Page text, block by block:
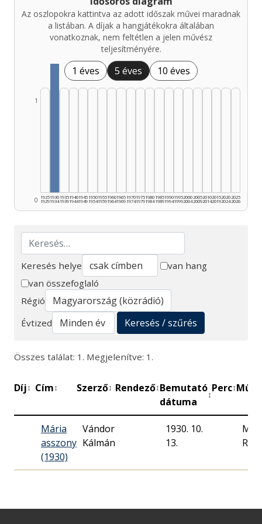
Az oszlopokra kattintva az adott időszak művei maradnak
a listában. A díjak a hangjátékokra általában
vonatkoznak, nem feltétlen a jelen művész
teljesítményére.
1 éves 5 éves 10 éves
0
1
1925
1929
1930
1934
1935
1939
1940
1944
1945
1949
1950
1954
1955
1959
1960
1964
1965
1969
1970
1974
1975
1979
1980
1984
1985
1989
1990
1994
1995
1999
2000
2004
2005
2009
2010
2014
2015
2019
2020
2024
2025
2026
Keresés
Keresés helye
van hang
van összefoglaló
Régió
Évtized
Keresés / szűrés
Összes találat: 1. Megjelenítve: 1.
Díj↕ Cím↕ Szerző↕ Rendező↕Bemutató
dátuma
↕
Perc↕
Mária
asszony
(1930)
Vándor
Kálmán
1930. 10.
13.